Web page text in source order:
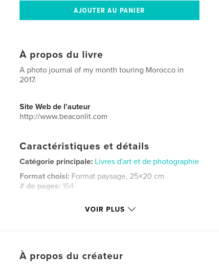
À propos du livre
A photo journal of my month touring Morocco in
2017.
Site Web de l'auteur
http://www.beaconlit.com
Caractéristiques et détails
Catégorie principale: Livres d'art et de photographie
Format choisi: Format paysage, 25×20 cm
# de pages: 164
Couverture souple: 9781928084112
Mots-clés
VOIR PLUS
À propos du créateur